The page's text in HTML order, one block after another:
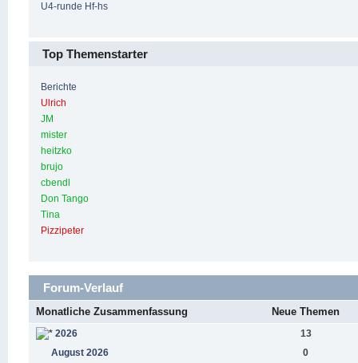
U4-runde Hf-hs
Top Themenstarter
Berichte
Ulrich
JM
mister
heitzko
brujo
cbendl
Don Tango
Tina
Pizzipeter
Forum-Verlauf
Monatliche Zusammenfassung Neue Themen
2026
13
August 2026
0